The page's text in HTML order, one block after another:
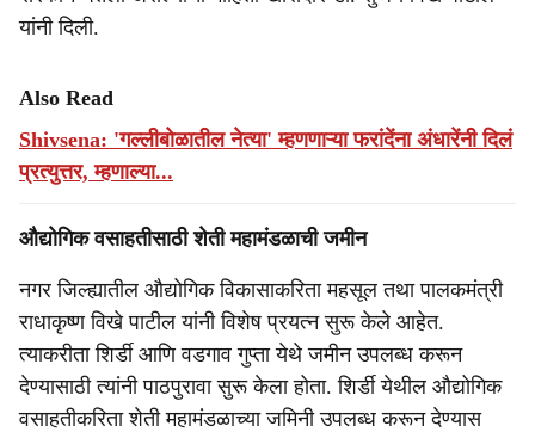
यांनी दिली.
Also Read
Shivsena: 'गल्लीबोळातील नेत्या' म्हणणाऱ्या फरांदेंना अंधारेंनी दिलं
प्रत्युत्तर, म्हणाल्या...
औद्योगिक वसाहतीसाठी शेती महामंडळाची जमीन
नगर जिल्ह्यातील औद्योगिक विकासाकरिता महसूल तथा पालकमंत्री
राधाकृष्ण विखे पाटील यांनी विशेष प्रयत्न सुरू केले आहेत.
त्याकरीता शिर्डी आणि वडगाव गुप्ता येथे जमीन उपलब्ध करून
देण्यासाठी त्यांनी पाठपुरावा सुरू केला होता. शिर्डी येथील औद्योगिक
वसाहतीकरिता शेती महामंडळाच्या जमिनी उपलब्ध करून देण्यास